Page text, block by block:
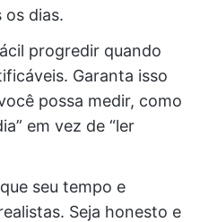
dias.
progredir quando
Garanta isso
possa medir, como
em vez de “ler
seu tempo e
Seja honesto e